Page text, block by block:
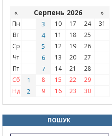
« Серпень 2026 »
Пн 3 10 17 24
31
Вт
4 11 18
25
Ср
5 12 19
26
Чт
6 13 20
27
Пт
7 14 21
28
Сб
1 8 15 22
29
Нд
2 9 16 23 30
ПОШУК